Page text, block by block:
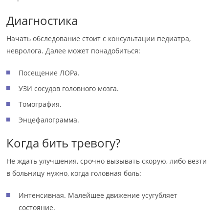
Диагностика
Начать обследование стоит с консультации педиатра,
невролога. Далее может понадобиться:
Посещение ЛОРа.
УЗИ сосудов головного мозга.
Томография.
Энцефалограмма.
Когда бить тревогу?
Не ждать улучшения, срочно вызывать скорую, либо везти
в больницу нужно, когда головная боль:
Интенсивная. Малейшее движение усугубляет
состояние.